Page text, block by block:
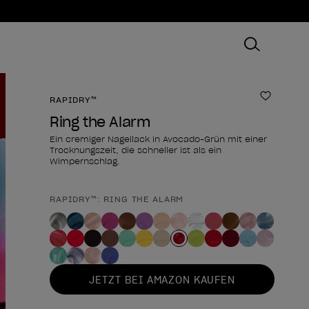
RAPIDRY™ Zur
Ring the Alarm
Ein cremiger Nagellack in Avocado-Grün mit einer
Trocknungszeit, die schneller ist als ein
Wimpernschlag.
Form des Produkts
RAPIDRY™: RING THE ALARM
JETZT BEI AMAZON KAUFEN